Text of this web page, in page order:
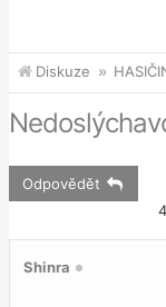
Diskuze
Odpovědět
Shinra